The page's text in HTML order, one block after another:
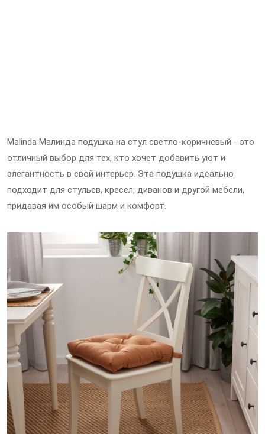
Malinda Малинда подушка на стул светло-коричневый - это
отличный выбор для тех, кто хочет добавить уют и
элегантность в свой интерьер. Эта подушка идеально
подходит для стульев, кресел, диванов и другой мебели,
придавая им особый шарм и комфорт.